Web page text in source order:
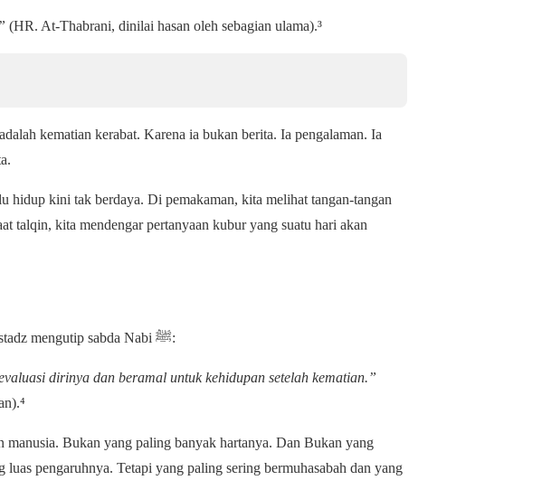
(HR. At-Thabrani, dinilai hasan oleh sebagian ulama).³
kematian kerabat. Karena ia bukan berita. Ia pengalaman. Ia
hidup kini tak berdaya. Di pemakaman, kita melihat tangan-tangan
talqin, kita mendengar pertanyaan kubur yang suatu hari akan
Dalam gambaran yang Ustadz kirimkan, Ustadz mengutip sabda Nabi ﷺ:
dirinya dan beramal untuk kehidupan setelah kematian.”
pengaruhnya. Tetapi yang paling sering bermuhasabah dan yang